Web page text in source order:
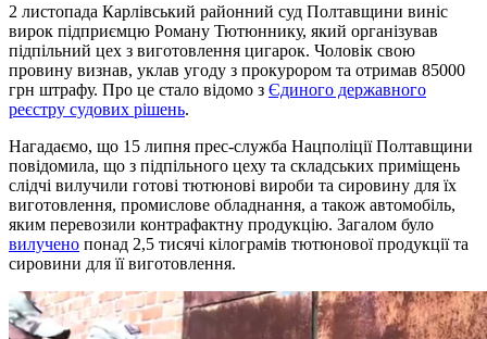
2 листопада Карлівський районний суд Полтавщини виніс
вирок підприємцю Роману Тютюннику, який організував
підпільний цех з виготовлення цигарок. Чоловік свою
провину визнав, уклав угоду з прокурором та отримав 85000
грн штрафу. Про це стало відомо з Єдиного державного
реєстру судових рішень.
Нагадаємо, що 15 липня прес-служба Нацполіції Полтавщини
повідомила, що з підпільного цеху та складських приміщень
слідчі вилучили готові тютюнові вироби та сировину для їх
виготовлення, промислове обладнання, а також автомобіль,
яким перевозили контрафактну продукцію. Загалом було
вилучено понад 2,5 тисячі кілограмів тютюнової продукції та
сировини для її виготовлення.